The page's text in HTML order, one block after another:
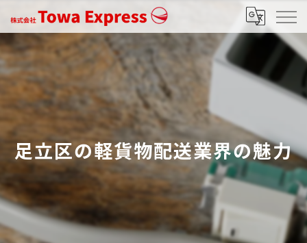
足立区の軽貨物配送業界の魅力